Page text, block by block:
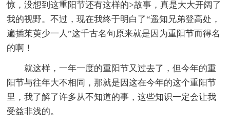
惊，没想到这重阳节还有这样的>故事，真是大大开阔了
我的视野。不过，现在我终于明白了“遥知兄弟登高处，
遍插茱萸少一人”这千古名句原来就是因为重阳节而得名
的啊！
就这样，一年一度的重阳节又过去了，但今年的重
阳节与往年大不相同，那就是因这在今年的这个重阳节
里，我了解了许多从不知道的事，这些知识一定会让我
受益非浅的。